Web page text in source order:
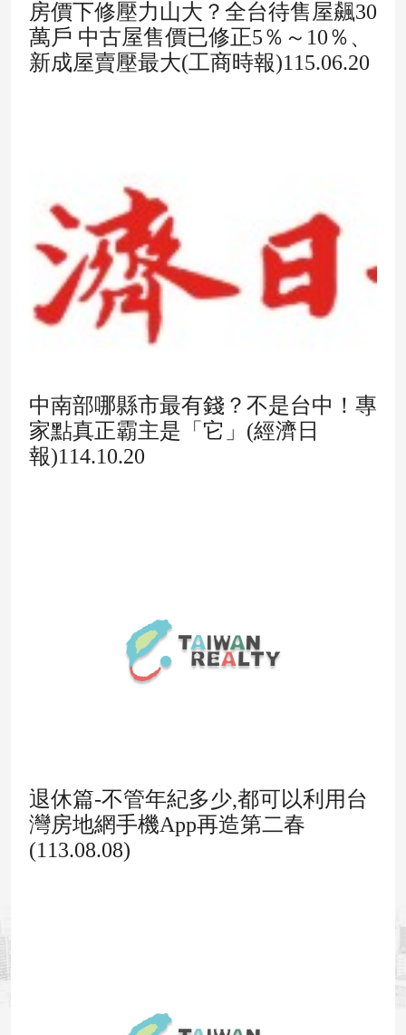
房價下修壓力山大？全台待售屋飆30
萬戶 中古屋售價已修正5％～10％、
新成屋賣壓最大(工商時報)115.06.20
中南部哪縣市最有錢？不是台中！專
家點真正霸主是「它」(經濟日
報)114.10.20
退休篇-不管年紀多少,都可以利用台
灣房地網手機App再造第二春
(113.08.08)